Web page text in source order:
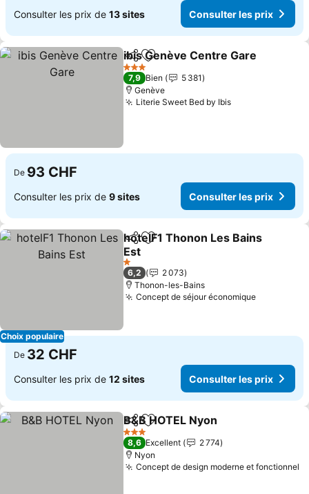
Consulter les prix de 13 sites Consulter les prix
PartagerAjouter à mes favoris
ibis Genève Centre Gare
3 Étoiles
7,9 Bien
5 381
Genève
Literie Sweet Bed by Ibis
De 93 CHF
Consulter les prix de 9 sites Consulter les prix
Choix populaire
PartagerAjouter à mes favoris
hotelF1 Thonon Les Bains
Est
1 Étoiles
6,2
2 073
Thonon-les-Bains
Concept de séjour économique
De 32 CHF
Consulter les prix de 12 sites Consulter les prix
PartagerAjouter à mes favoris
B&B HOTEL Nyon
3 Étoiles
8,6 Excellent
2 774
Nyon
Concept de design moderne et fonctionnel